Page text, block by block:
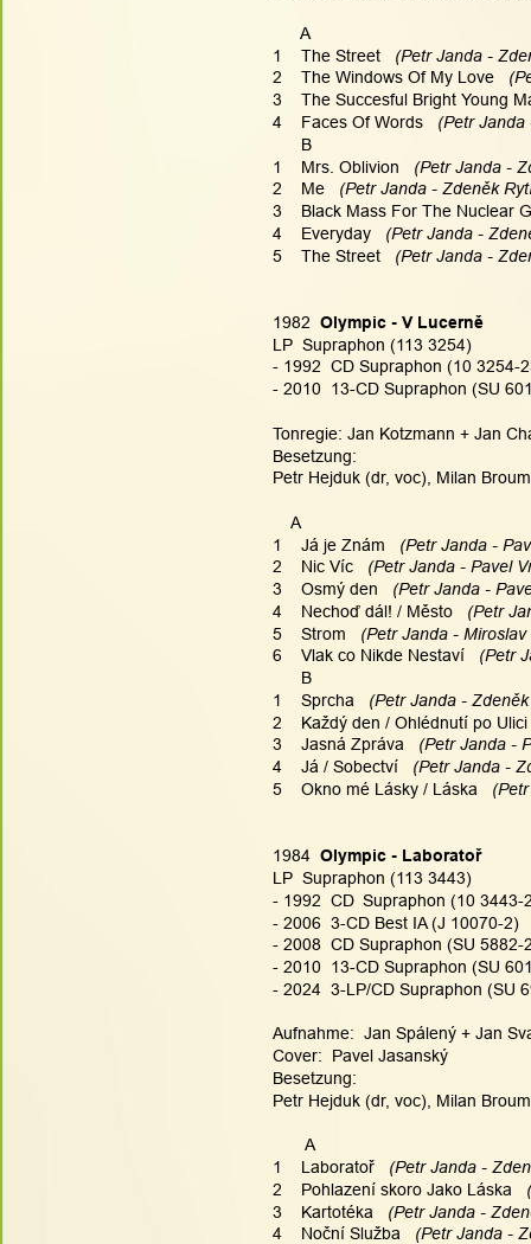
      A
1    The Street
(Petr Janda -
2    The Windows Of My Love
3    The Succesful Bright Young
4    Faces Of Words
(Petr Janda
      B
1    Mrs. Oblivion
(Petr Janda -
2    Me
(Petr Janda - Zdeněk
3    Black Mass For The Nuclear
4    Everyday
(Petr Janda -
5    The Street
(Petr Janda -
1982 Olympic - V Lucerně
LP  Supraphon (113 3254)
- 1992  CD Supraphon (10 3254-
- 2010  13-CD Supraphon (SU
Tonregie: Jan Kotzmann + Jan
Besetzung:
Petr Hejduk (dr, voc), Milan
    A
1    Já je Znám
(Petr Janda -
2    Nic Víc
(Petr Janda - Pavel
3    Osmý den
(Petr Janda -
4    Nechoď dál! / Město
(Petr
5    Strom
(Petr Janda -
6    Vlak co Nikde Nestaví
(Petr
      B
1    Sprcha
(Petr Janda - Zdeněk
2    Každý den / Ohlédnutí po Ulici
3    Jasná Zpráva
(Petr Janda -
4    Já / Sobectví
(Petr Janda -
5    Okno mé Lásky / Láska
1984 Olympic - Laboratoř
LP  Supraphon (113 3443)
- 1992  CD Supraphon (10 3443-
- 2006  3-CD Best IA (J 10070-2)
- 2008  CD Supraphon (SU 5882-
- 2010  13-CD Supraphon (SU
- 2024  3-LP/CD Supraphon (SU
Aufnahme:  Jan Spálený + Jan
Cover:  Pavel Jasanský
Besetzung:
Petr Hejduk (dr, voc), Milan
       A
1    Laboratoř
(Petr Janda -
2    Pohlazení skoro Jako Láska
3    Kartotéka
(Petr Janda -
4    Noční Služba
(Petr Janda -